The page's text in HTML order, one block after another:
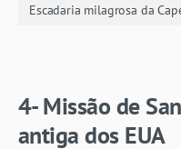
Escadaria milagrosa da
4- Missão de
antiga dos EUA